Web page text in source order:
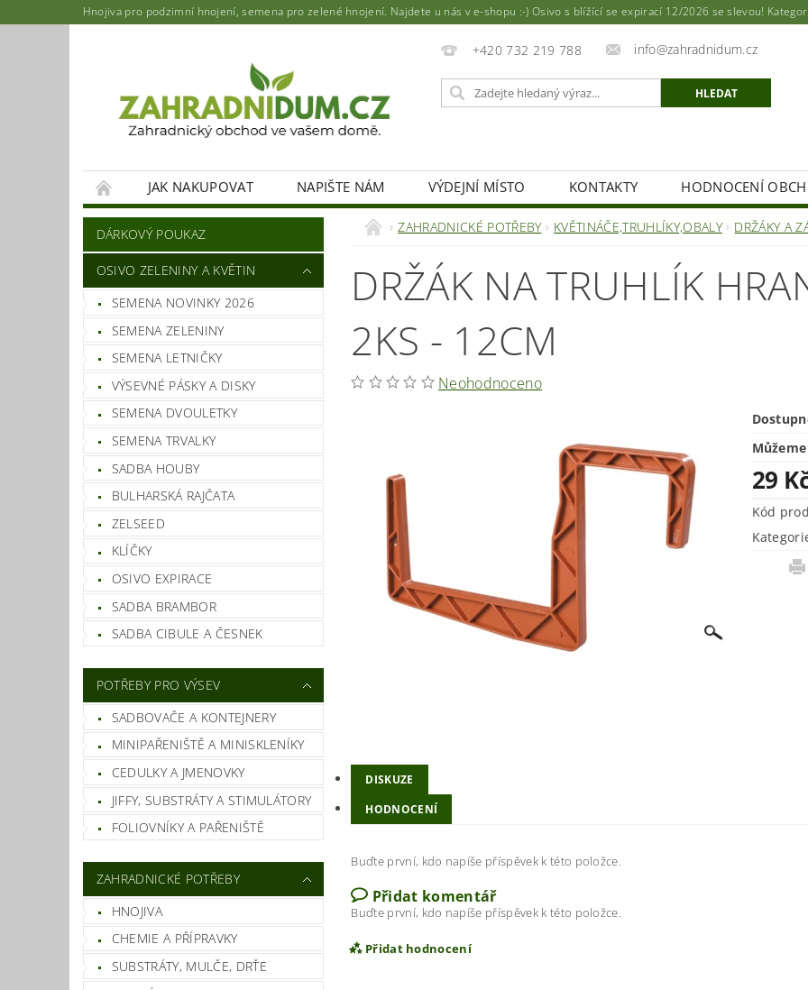
Hnojiva pro podzimní hnojení, semena pro zelené hnojení. Najdete u nás v e-shopu :-) Osivo s blížící se expirací 12/2026 se slevou! Kategorie
+420 732 219 788 info@zahradnidum.cz
JAK NAKUPOVAT NAPIŠTE NÁM VÝDEJNÍ MÍSTO KONTAKTY HODNOCENÍ
DÁRKOVÝ POUKAZ
OSIVO ZELENINY A KVĚTIN
SEMENA NOVINKY 2026
SEMENA ZELENINY
SEMENA LETNIČKY
VÝSEVNÉ PÁSKY A DISKY
SEMENA DVOULETKY
SEMENA TRVALKY
SADBA HOUBY
BULHARSKÁ RAJČATA
ZELSEED
KLÍČKY
OSIVO EXPIRACE
SADBA BRAMBOR
SADBA CIBULE A ČESNEK
POTŘEBY PRO VÝSEV
SADBOVAČE A KONTEJNERY
MINIPAŘENIŠTĚ A MINISKLENÍKY
CEDULKY A JMENOVKY
JIFFY, SUBSTRÁTY A STIMULÁTORY
FOLIOVNÍKY A PAŘENIŠTĚ
ZAHRADNICKÉ POTŘEBY
HNOJIVA
CHEMIE A PŘÍPRAVKY
SUBSTRÁTY, MULČE, DRŤE
ZAHRADNICKÉ POTŘEBY KVĚTINÁČE,TRUHLÍKY,OBALY DRŽÁKY A
DRŽÁK NA TRUHLÍK
2KS - 12CM
Neohodnoceno
29
Kód
DISKUZE
HODNOCENÍ
Buďte první, kdo napíše příspěvek k této položce.
Přidat komentář
Buďte první, kdo napíše příspěvek k této položce.
Přidat hodnocení